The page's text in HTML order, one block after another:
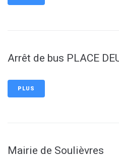
Arrêt de bus PLACE
PLUS
Mairie de Soulièvres